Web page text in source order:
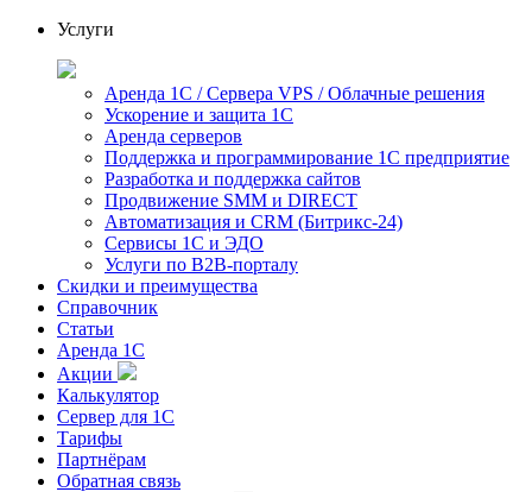
Услуги
Аренда 1С / Сервера VPS / Облачные решения
Ускорение и защита 1С
Аренда серверов
Поддержка и программирование 1С предприятие
Разработка и поддержка сайтов
Продвижение SMM и DIRECT
Автоматизация и СRМ (Битрикс-24)
Сервисы 1С и ЭДО
Услуги по В2В-порталу
Скидки и преимущества
Справочник
Статьи
Аренда 1С
Акции
Калькулятор
Сервер для 1С
Тарифы
Партнёрам
Обратная связь